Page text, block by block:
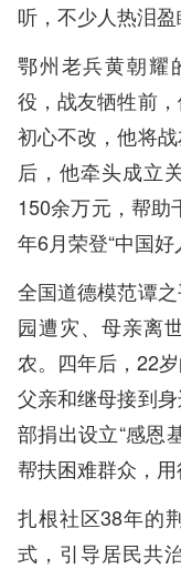
听，不少人热泪盈
鄂州老兵黄朝耀
役，战友牺牲前
初心不改，他将
后，他牵头成立
150余万元，帮助
年6月荣登“中国好
全国道德模范谭
园遭灾、母亲离
农。四年后，22
父亲和继母接到
部捐出设立“感恩
帮扶困难群众，用
扎根社区38年的
式，引导居民共